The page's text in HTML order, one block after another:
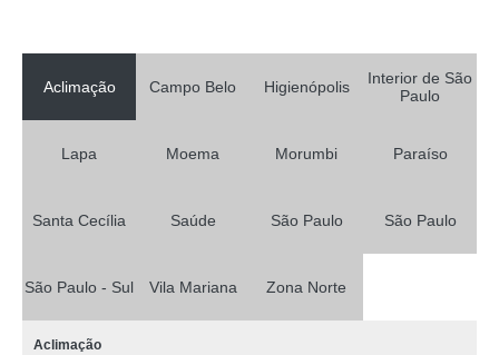
Aclimação Campo Belo Higienópolis
Interior de São
Paulo
Lapa Moema Morumbi Paraíso
Santa Cecília Saúde São Paulo São Paulo
São Paulo - Sul Vila Mariana Zona Norte
Aclimação